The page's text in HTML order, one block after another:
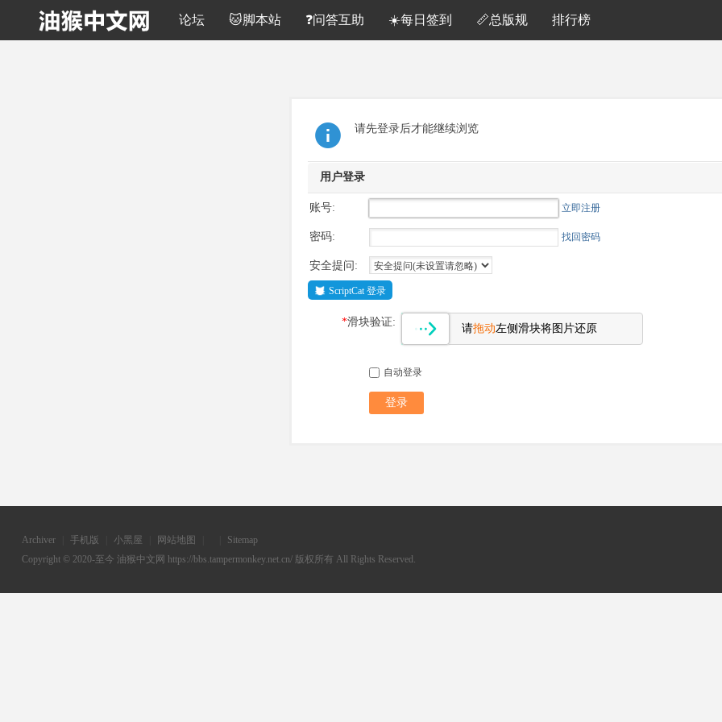
论坛 🐱脚本站 ❓问答互助 ☀️每日签到 📏总版规 排行榜
请先登录后才能继续浏览
用户登录
账号: 立即注册
密码: 找回密码
安全提问:
ScriptCat 登录
*滑块验证:
请拖动左侧滑块将图片还原
自动登录
登录
Archiver 手机版 小黑屋 网站地图
Sitemap
Copyright © 2020-至今 油猴中文网 https://bbs.tampermonkey.net.cn/ 版权所有 All Rights Reserved.